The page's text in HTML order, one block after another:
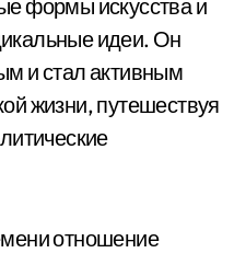
формы искусства и
идеи. Он
и стал активным
жизни, путешествуя
отношение